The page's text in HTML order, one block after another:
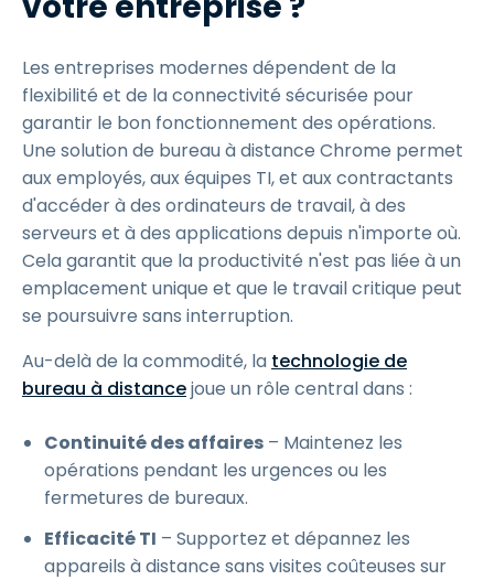
Les entreprises modernes dépendent de la
flexibilité et de la connectivité sécurisée pour
garantir le bon fonctionnement des opérations.
Une solution de bureau à distance Chrome permet
aux employés, aux équipes TI, et aux contractants
d'accéder à des ordinateurs de travail, à des
serveurs et à des applications depuis n'importe où.
Cela garantit que la productivité n'est pas liée à un
emplacement unique et que le travail critique peut
se poursuivre sans interruption.
Au-delà de la commodité, la technologie de
bureau à distancejoue un rôle central dans :
Continuité des affaires – Maintenez les
opérations pendant les urgences ou les
fermetures de bureaux.
Efficacité TI – Supportez et dépannez les
appareils à distance sans visites coûteuses sur